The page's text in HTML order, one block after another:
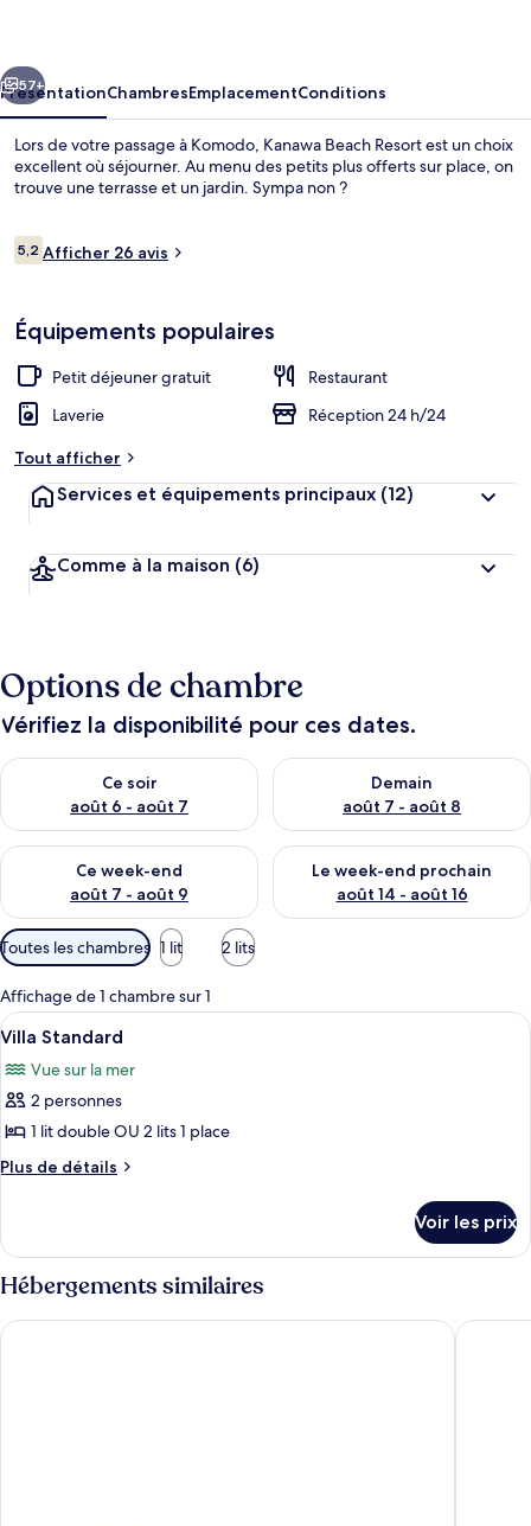
Plage
Suivant
57+
PrésentationChambresEmplacementConditions
Lors de votre passage à Komodo, Kanawa Beach Resort est un choix
excellent où séjourner. Au menu des petits plus offerts sur place, on
trouve une terrasse et un jardin. Sympa non ?
Avis
voyageurs
5,25,2 sur 10
Afficher 26 avis
Équipements populaires
Petit déjeuner gratuit
Restaurant
Laverie
Réception 24 h/24
Tout afficher
Services et équipements principaux (12)
Comme à la maison (6)
Options de chambre
Vérifiez la disponibilité pour ces dates.
Ce soir
août 6 - août 7
Vérifier la disponibilité pour ce soir août 6 - août 7
Demain
août 7 - août 8
Vérifier la disponibilité pour
Ce week-end
août 7 - août 9
Vérifier la disponibilité pour ce week-end août 7 - août 9
Le week-end prochain
août 14 - août 16
Vérifier la disponibilité pour
Filtres
disponibles
pour
les
chambres
Toutes les chambres 1 lit 2 lits
Affichage de 1 chambre sur 1
Afficher
toutes
les
photos
pour
ce
chambre :
Villa
Standard
Villa Standard | Bureau, draps fournis
24
Villa Standard
Vue sur la mer
2 personnes
1 lit double OU 2 lits 1 place
Plus de détails
Plus
le
type
de
chambre
Villa
Voir les prix
Hébergements similaires
ZASGO HOTEL